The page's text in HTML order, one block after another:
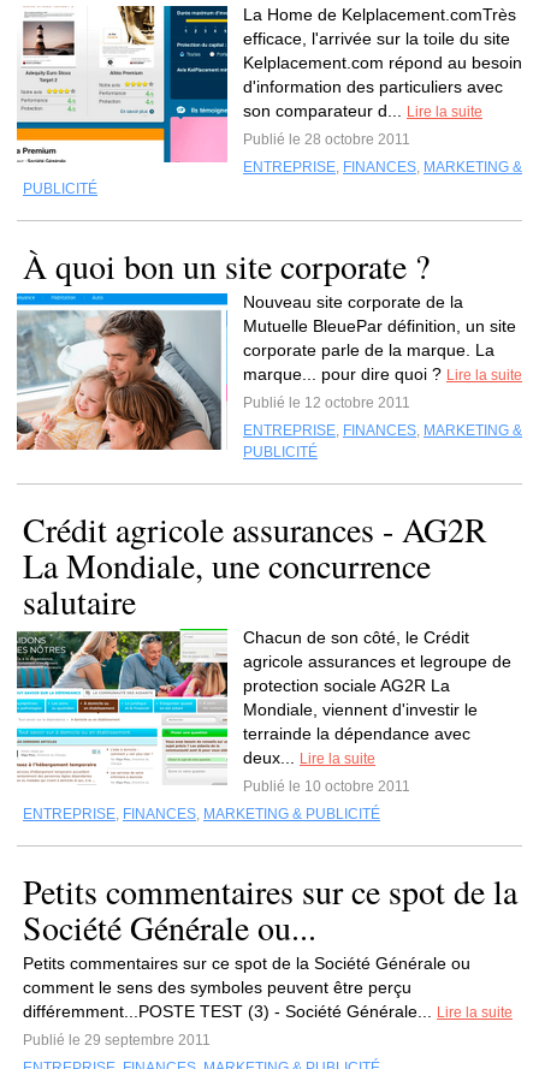
La Home de Kelplacement.comTrès
efficace, l'arrivée sur la toile du site
Kelplacement.com répond au besoin
d'information des particuliers avec
son comparateur d...
Lire la suite
Publié le 28 octobre 2011
ENTREPRISE, FINANCES, MARKETING &
PUBLICITÉ
À quoi bon un site corporate ?
Nouveau site corporate de la
Mutuelle BleuePar définition, un site
corporate parle de la marque. La
marque... pour dire quoi ? Lire la suite
Publié le 12 octobre 2011
ENTREPRISE, FINANCES, MARKETING &
PUBLICITÉ
Crédit agricole assurances - AG2R
La Mondiale, une concurrence
salutaire
Chacun de son côté, le Crédit
agricole assurances et legroupe de
protection sociale AG2R La
Mondiale, viennent d'investir le
terrainde la dépendance avec
deux...
Lire la suite
Publié le 10 octobre 2011
ENTREPRISE, FINANCES, MARKETING & PUBLICITÉ
Petits commentaires sur ce spot de la
Société Générale ou...
Petits commentaires sur ce spot de la Société Générale ou
comment le sens des symboles peuvent être perçu
différemment...POSTE TEST (3) - Société Générale...
Lire la suite
Publié le 29 septembre 2011